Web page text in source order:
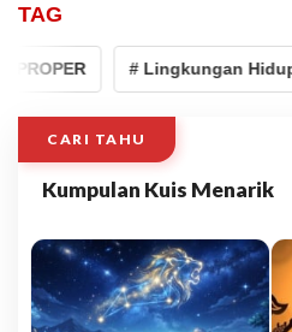
TAG
# Lingkungan Hidup
CARI TAHU
Kumpulan Kuis Menarik